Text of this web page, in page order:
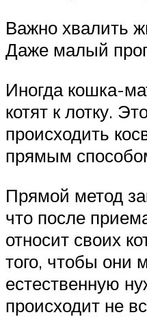
Важно хвалить
Даже малый
Иногда кошка-
котят к лотку.
происходить
прямым
Прямой метод
что после
относит своих
того, чтобы они
естественную
происходит не